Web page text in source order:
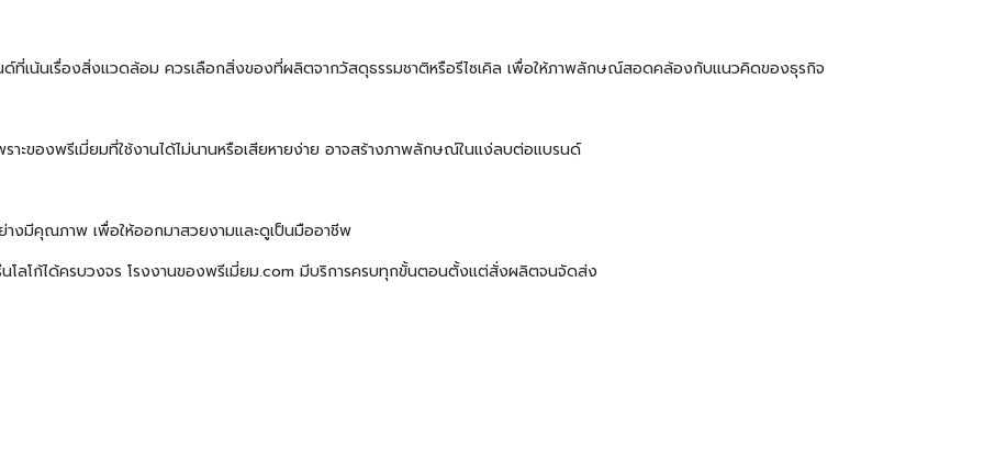
ที่เน้นเรื่องสิ่งแวดล้อม ควรเลือกสิ่งของที่ผลิตจากวัสดุธรรมชาติหรือรีไซเคิล เพื่อให้ภาพลักษณ์สอดคล้องกับแนวคิดของธุรกิจ
าะของพรีเมี่ยมที่ใช้งานได้ไม่นานหรือเสียหายง่าย อาจสร้างภาพลักษณ์ในแง่ลบต่อแบรนด์
างมีคุณภาพ เพื่อให้ออกมาสวยงามและดูเป็นมืออาชีพ
ลโก้ได้ครบวงจร โรงงานของพรีเมี่ยม.com มีบริการครบทุกขั้นตอนตั้งแต่สั่งผลิตจนจัดส่ง